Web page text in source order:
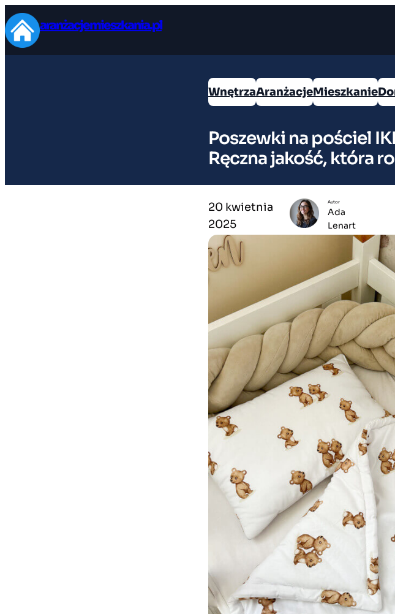
Przejdź
do
treści
aranżacjemieszkania.pl
WnętrzaAranżacjeMieszkanie
Poszewki na pościel
Ręczna jakość, która
20 kwietnia
2025
Autor
Ada
Lenart